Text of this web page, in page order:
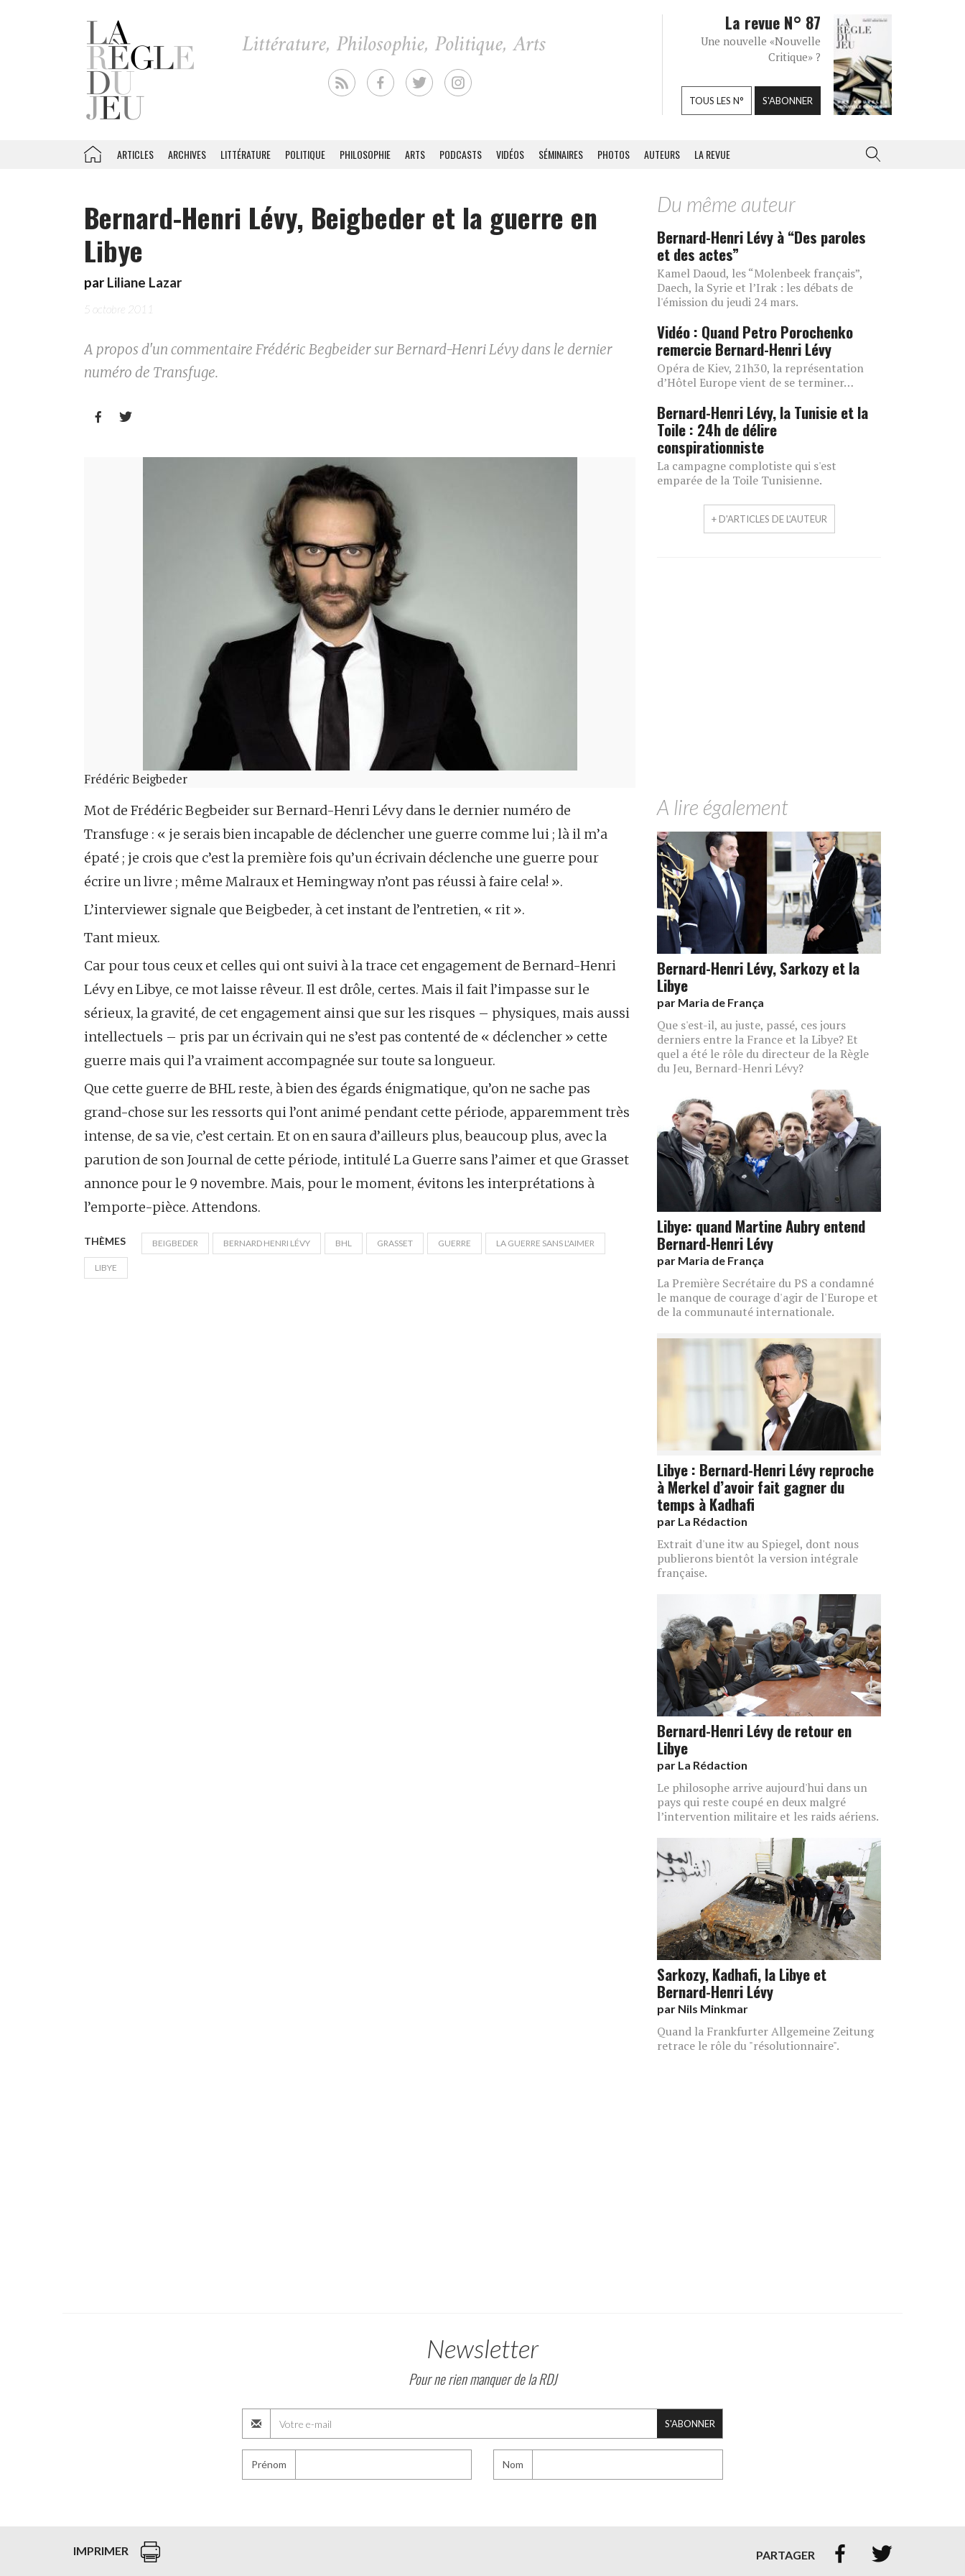
La revue N° 87
Une nouvelle «Nouvelle
Critique» ?
TOUS LES N° S'ABONNER
ARTICLES ARCHIVES LITTÉRATURE POLITIQUE PHILOSOPHIE ARTS PODCASTS VIDÉOS SÉMINAIRES PHOTOS AUTEURS LA REVUE
Bernard-Henri Lévy, Beigbeder et la guerre en
Libye
par Liliane Lazar
5 octobre 2011
A propos d'un commentaire Frédéric Begbeider sur Bernard-Henri Lévy dans le dernier
numéro de Transfuge.
 
Frédéric Beigbeder
Mot de Frédéric Begbeider sur Bernard-Henri Lévy dans le dernier numéro de
Transfuge : « je serais bien incapable de déclencher une guerre comme lui ; là il m’a
épaté ; je crois que c’est la première fois qu’un écrivain déclenche une guerre pour
écrire un livre ; même Malraux et Hemingway n’ont pas réussi à faire cela! ».
L’interviewer signale que Beigbeder, à cet instant de l’entretien, « rit ».
Tant mieux.
Car pour tous ceux et celles qui ont suivi à la trace cet engagement de Bernard-Henri
Lévy en Libye, ce mot laisse rêveur. Il est drôle, certes. Mais il fait l’impasse sur le
sérieux, la gravité, de cet engagement ainsi que sur les risques – physiques, mais aussi
intellectuels – pris par un écrivain qui ne s’est pas contenté de « déclencher » cette
guerre mais qui l’a vraiment accompagnée sur toute sa longueur.
Que cette guerre de BHL reste, à bien des égards énigmatique, qu’on ne sache pas
grand-chose sur les ressorts qui l’ont animé pendant cette période, apparemment très
intense, de sa vie, c’est certain. Et on en saura d’ailleurs plus, beaucoup plus, avec la
parution de son Journal de cette période, intitulé La Guerre sans l’aimer et que Grasset
annonce pour le 9 novembre. Mais, pour le moment, évitons les interprétations à
l’emporte-pièce. Attendons.
THÈMES BEIGBEDER BERNARD HENRI LÉVY BHL GRASSET GUERRE LA GUERRE SANS L'AIMER
LIBYE
Du même auteur
Bernard-Henri Lévy à “Des paroles
et des actes”
Kamel Daoud, les “Molenbeek français”,
Daech, la Syrie et l’Irak : les débats de
l'émission du jeudi 24 mars.
Vidéo : Quand Petro Porochenko
remercie Bernard-Henri Lévy
Opéra de Kiev, 21h30, la représentation
d’Hôtel Europe vient de se terminer…
Bernard-Henri Lévy, la Tunisie et la
Toile : 24h de délire
conspirationniste
La campagne complotiste qui s'est
emparée de la Toile Tunisienne.
+ D'ARTICLES DE L'AUTEUR
A lire également
Bernard-Henri Lévy, Sarkozy et la
Libye
par Maria de França
Que s'est-il, au juste, passé, ces jours
derniers entre la France et la Libye? Et
quel a été le rôle du directeur de la Règle
du Jeu, Bernard-Henri Lévy?
Libye: quand Martine Aubry entend
Bernard-Henri Lévy
par Maria de França
La Première Secrétaire du PS a condamné
le manque de courage d'agir de l'Europe et
de la communauté internationale.
Libye : Bernard-Henri Lévy reproche
à Merkel d’avoir fait gagner du
temps à Kadhafi
par La Rédaction
Extrait d'une itw au Spiegel, dont nous
publierons bientôt la version intégrale
française.
Bernard-Henri Lévy de retour en
Libye
par La Rédaction
Le philosophe arrive aujourd'hui dans un
pays qui reste coupé en deux malgré
l’intervention militaire et les raids aériens.
Sarkozy, Kadhafi, la Libye et
Bernard-Henri Lévy
par Nils Minkmar
Quand la Frankfurter Allgemeine Zeitung
retrace le rôle du "résolutionnaire".
Newsletter
Pour ne rien manquer de la RDJ
S'ABONNER
Prénom Nom
IMPRIMER PARTAGER  